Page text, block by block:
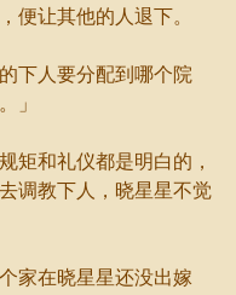
让其他的人退下。
人要分配到哪个院
」
和礼仪都是明白的，
调教下人，晓星星不觉
在晓星星还没出嫁